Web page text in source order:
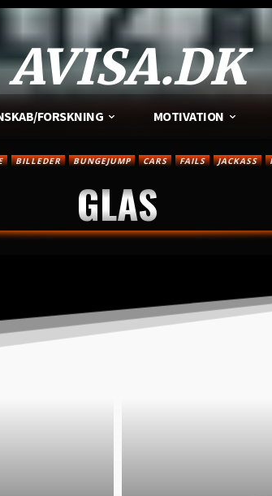
AVISA.DK
FORSKNING MOTIVATION
BILLEDER BUNGEJUMP CARS FAILS JACKASS
GLAS